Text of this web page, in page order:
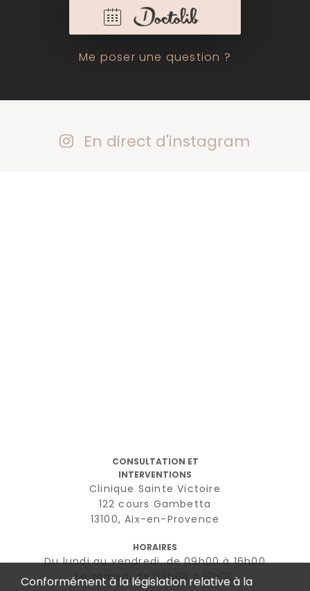
Me poser une question ?
En direct d'instagram
CONSULTATION ET
INTERVENTIONS
Clinique Sainte Victoire
122 cours Gambetta
13100, Aix-en-Provence
HORAIRES
Du lundi au vendredi, de 09h00 à 16h00
Le samedi de 09h00 à 12h00
Conformément à la législation relative à la